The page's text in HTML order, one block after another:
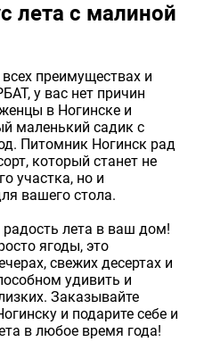
лета с малиной
преимуществах и
у вас нет причин
в Ногинске и
маленький садик с
Питомник Ногинск рад
который станет не
участка, но и
вашего стола.
радость лета в ваш дом!
ягоды, это
свежих десертах и
удивить и
Заказывайте
и подарите себе и
в любое время года!